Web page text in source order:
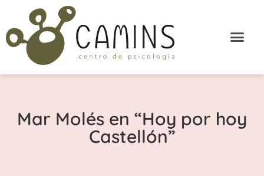
Mar Molés en “Hoy por hoy
Castellón”